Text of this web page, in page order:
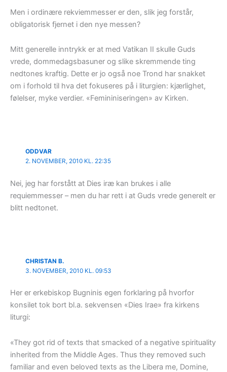
Men i ordinære rekviemmesser er den, slik jeg forstår,
obligatorisk fjernet i den nye messen?
Mitt generelle inntrykk er at med Vatikan II skulle Guds
vrede, dommedagsbasuner og slike skremmende ting
nedtones kraftig. Dette er jo også noe Trond har snakket
om i forhold til hva det fokuseres på i liturgien: kjærlighet,
følelser, myke verdier. «Femininiseringen» av Kirken.
ODDVAR
2. NOVEMBER, 2010 KL. 22:35
Nei, jeg har forstått at Dies iræ kan brukes i alle
requiemmesser – men du har rett i at Guds vrede generelt er
blitt nedtonet.
CHRISTAN B.
3. NOVEMBER, 2010 KL. 09:53
Her er erkebiskop Bugninis egen forklaring på hvorfor
konsilet tok bort bl.a. sekvensen «Dies Irae» fra kirkens
liturgi:
«They got rid of texts that smacked of a negative spirituality
inherited from the Middle Ages. Thus they removed such
familiar and even beloved texts as the Libera me, Domine,